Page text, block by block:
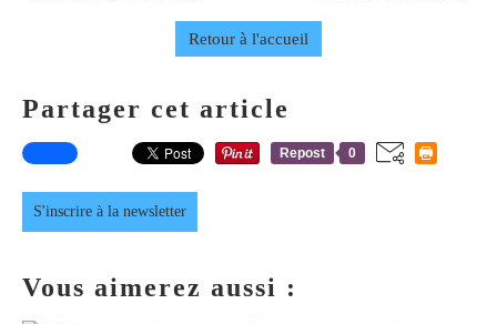
Retour à l'accueil
Partager cet article
Repost 0
S'inscrire à la newsletter
Vous aimerez aussi :